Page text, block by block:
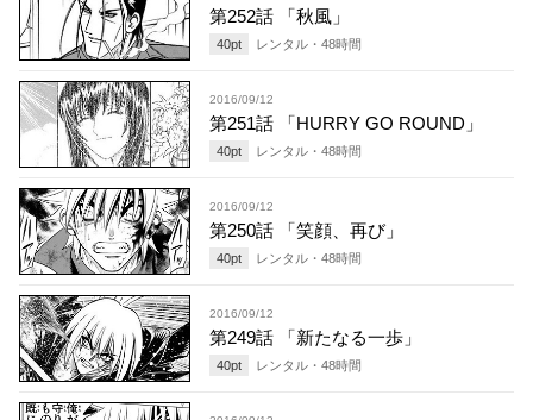
第252話 「秋風」
40pt レンタル・ 48時間
2016/09/12
第251話 「HURRY GO ROUND」
40pt レンタル・ 48時間
2016/09/12
第250話 「笑顔、再び」
40pt レンタル・ 48時間
2016/09/12
第249話 「新たなる一歩」
40pt レンタル・ 48時間